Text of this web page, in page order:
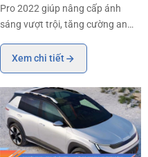
Pro 2022 giúp nâng cấp ánh
sáng vượt trội, tăng cường an
toàn khi lái xe đường đêm và
tăng thẩm mỹ cho xe.
Xem chi tiết